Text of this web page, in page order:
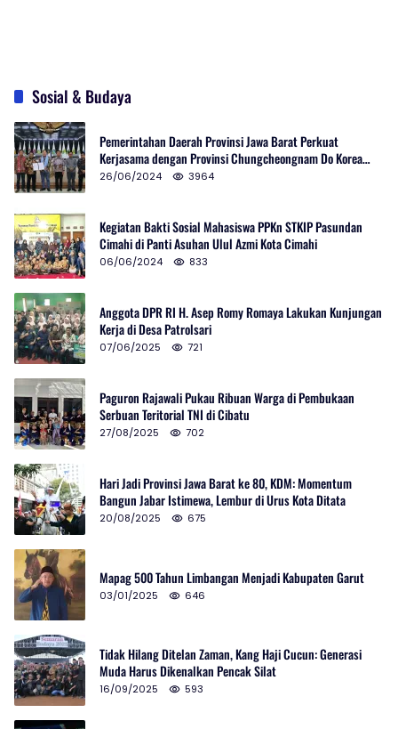
Sosial & Budaya
Pemerintahan Daerah Provinsi Jawa Barat Perkuat
Kerjasama dengan Provinsi Chungcheongnam Do Korea
Selatan
26/06/2024 3964
Kegiatan Bakti Sosial Mahasiswa PPKn STKIP Pasundan
Cimahi di Panti Asuhan Ulul Azmi Kota Cimahi
06/06/2024 833
Anggota DPR RI H. Asep Romy Romaya Lakukan Kunjungan
Kerja di Desa Patrolsari
07/06/2025 721
Paguron Rajawali Pukau Ribuan Warga di Pembukaan
Serbuan Teritorial TNI di Cibatu
27/08/2025 702
Hari Jadi Provinsi Jawa Barat ke 80, KDM: Momentum
Bangun Jabar Istimewa, Lembur di Urus Kota Ditata
20/08/2025 675
Mapag 500 Tahun Limbangan Menjadi Kabupaten Garut
03/01/2025 646
Tidak Hilang Ditelan Zaman, Kang Haji Cucun: Generasi
Muda Harus Dikenalkan Pencak Silat
16/09/2025 593